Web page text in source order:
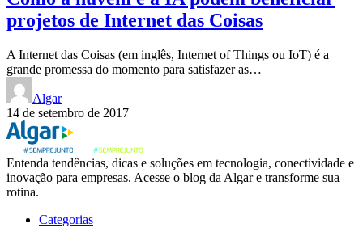
projetos de Internet das Coisas
A Internet das Coisas (em inglês, Internet of Things ou IoT) é a
grande promessa do momento para satisfazer as…
Algar
14 de setembro de 2017
Entenda tendências, dicas e soluções em tecnologia, conectividade e
inovação para empresas. Acesse o blog da Algar e transforme sua
rotina.
Categorias